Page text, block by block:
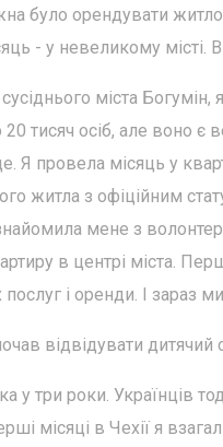
було орендувати
- у невеликому місті.
міста
тисяч осіб, але воно є
Я провела місяць у
житла з офіційним
мене з
в центрі міста.
і оренди. І зараз
відвідувати
у три роки. Українців
місяці в Чехії я